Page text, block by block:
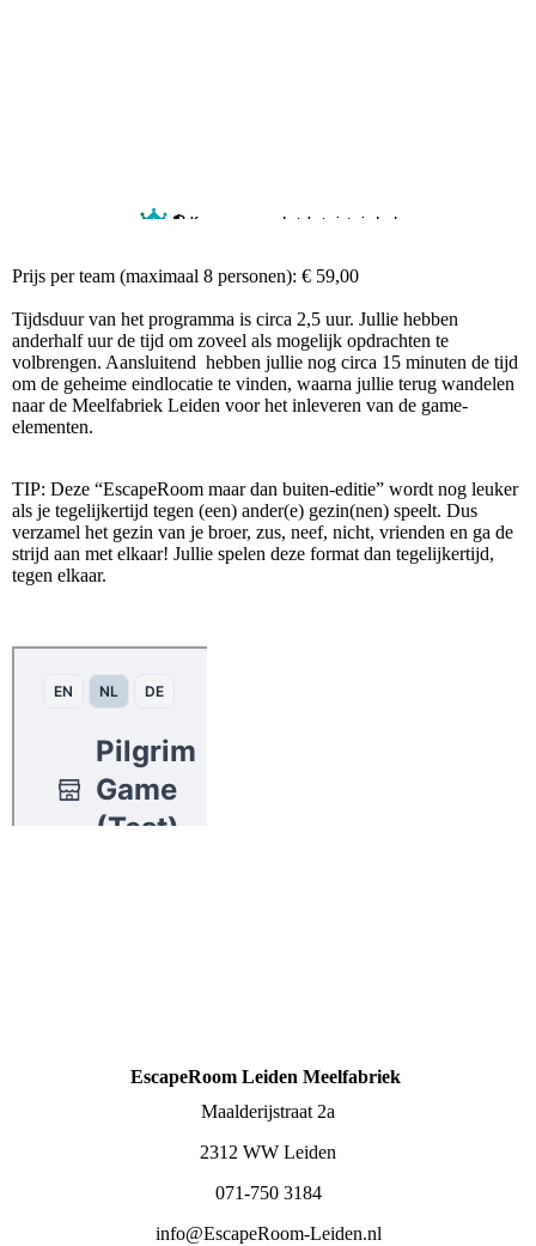
Prijs per team (maximaal 8 personen): € 59,00
Tijdsduur van het programma is circa 2,5 uur. Jullie hebben
anderhalf uur de tijd om zoveel als mogelijk opdrachten te
volbrengen. Aansluitend hebben jullie nog circa 15 minuten de tijd
om de geheime eindlocatie te vinden, waarna jullie terug wandelen
naar de Meelfabriek Leiden voor het inleveren van de game-
elementen.
TIP: Deze “EscapeRoom maar dan buiten-editie” wordt nog leuker
als je tegelijkertijd tegen (een) ander(e) gezin(nen) speelt. Dus
verzamel het gezin van je broer, zus, neef, nicht, vrienden en ga de
strijd aan met elkaar! Jullie spelen deze format dan tegelijkertijd,
tegen elkaar.
EscapeRoom Leiden Meelfabriek
Maalderijstraat 2a
2312 WW Leiden
071-750 3184
info@EscapeRoom-Leiden.nl